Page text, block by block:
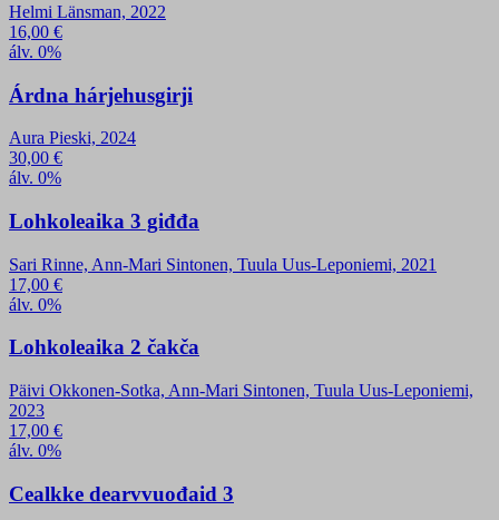
Helmi Länsman, 2022
16,00 €
álv. 0%
Árdna hárjehusgirji
Aura Pieski, 2024
30,00 €
álv. 0%
Lohkoleaika 3 giđđa
Sari Rinne, Ann-Mari Sintonen, Tuula Uus-Leponiemi, 2021
17,00 €
álv. 0%
Lohkoleaika 2 čakča
Päivi Okkonen-Sotka, Ann-Mari Sintonen, Tuula Uus-Leponiemi,
2023
17,00 €
álv. 0%
Cealkke dearvvuođaid 3